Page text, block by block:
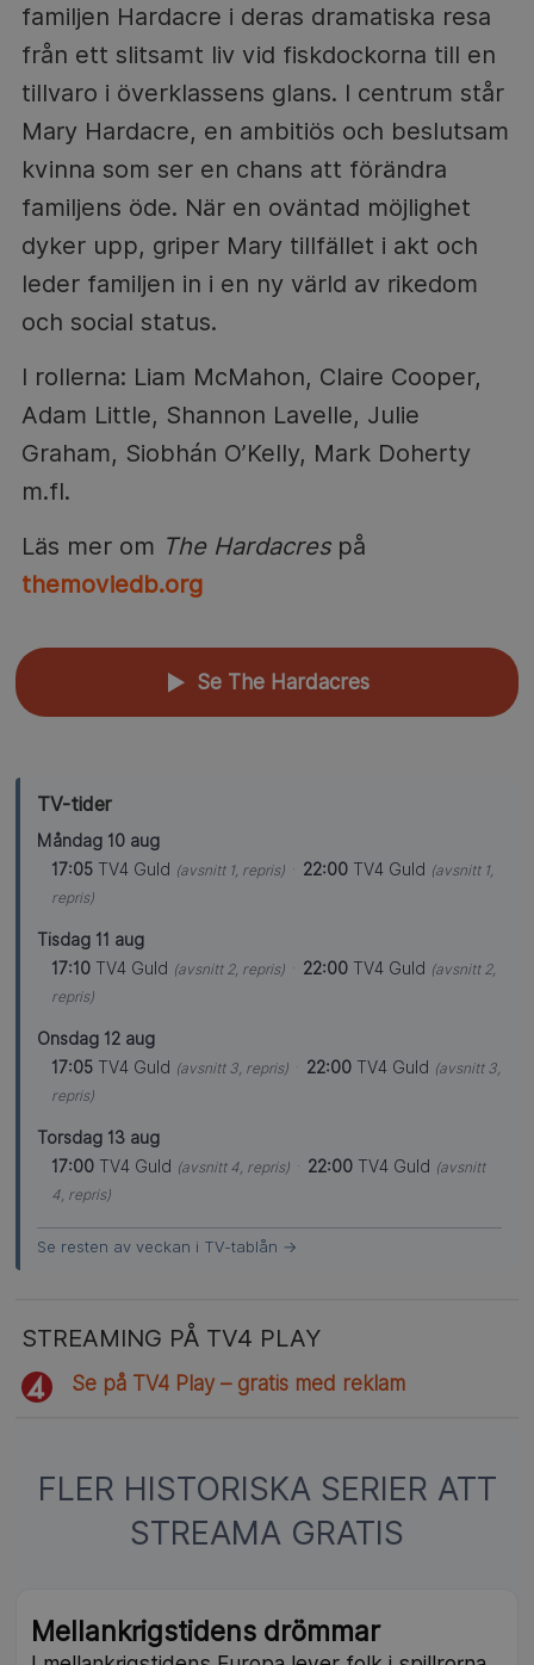
familjen Hardacre i deras dramatiska resa
från ett slitsamt liv vid fiskdockorna till en
tillvaro i överklassens glans. I centrum står
Mary Hardacre, en ambitiös och beslutsam
kvinna som ser en chans att förändra
familjens öde. När en oväntad möjlighet
dyker upp, griper Mary tillfället i akt och
leder familjen in i en ny värld av rikedom
och social status.
I rollerna: Liam McMahon, Claire Cooper,
Adam Little, Shannon Lavelle, Julie
Graham, Siobhán O’Kelly, Mark Doherty
m.fl.
Läs mer om The Hardacrespå
themoviedb.org
▲ Se The Hardacres
TV-tider
Måndag 10 aug
17:05 TV4 Guld (avsnitt 1, repris) · 22:00 TV4 Guld (avsnitt 1,
repris)
Tisdag 11 aug
17:10 TV4 Guld (avsnitt 2, repris) · 22:00 TV4 Guld (avsnitt 2,
repris)
Onsdag 12 aug
17:05 TV4 Guld (avsnitt 3, repris) · 22:00 TV4 Guld (avsnitt 3,
repris)
Torsdag 13 aug
17:00 TV4 Guld (avsnitt 4, repris) · 22:00 TV4 Guld (avsnitt
4, repris)
Se resten av veckan i TV-tablån →
STREAMING PÅ TV4 PLAY
Se på TV4 Play – gratis med reklam
FLER HISTORISKA SERIER ATT
STREAMA GRATIS
Mellankrigstidens drömmar